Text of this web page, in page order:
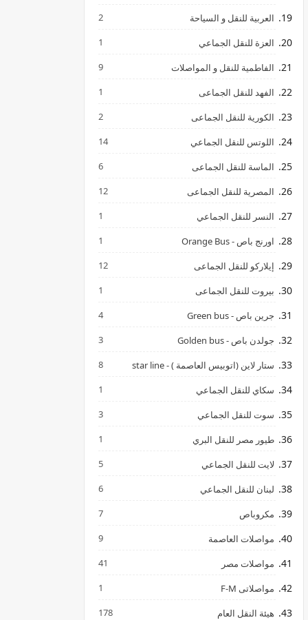
العربية للنقل و السياحة 2
العزة للنقل الجماعي 1
الفاطمية للنقل و المواصلات 9
الفهد للنقل الجماعى 1
الكورية للنقل الجماعى 2
اللوتس للنقل الجماعي 14
الماسة للنقل الجماعى 6
المصرية للنقل الجماعى 12
النسر للنقل الجماعي 1
اورنج باص - Orange Bus 1
إيلاركو للنقل الجماعى 12
بيروت للنقل الجماعى 1
جرين باص - Green bus 4
جولدن باص - Golden bus 3
ستار لاين (اتوبيس العاصمة ) - star line 8
سكاي للنقل الجماعي 1
سوت للنقل الجماعي 3
طيور مصر للنقل البري 1
لايت للنقل الجماعي 5
لبنان للنقل الجماعي 6
مكروباص 7
مواصلات العاصمة 9
مواصلات مصر 41
مواصلاتى F-M 1
هيئة النقل العام 178